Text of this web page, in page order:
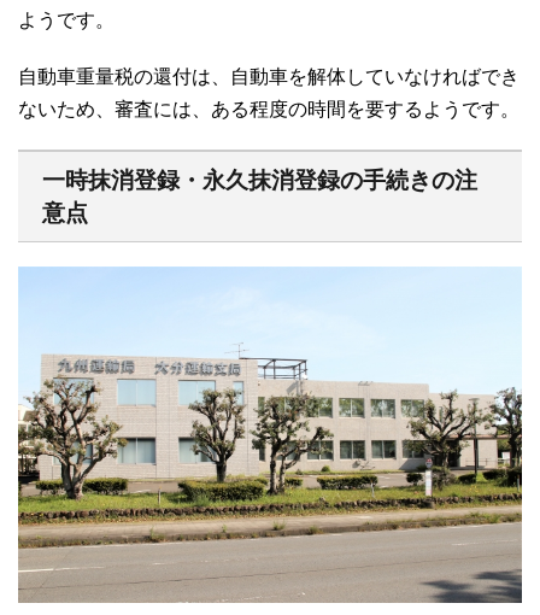
ようです。
自動車重量税の還付は、自動車を解体していなければでき
ないため、審査には、ある程度の時間を要するようです。
一時抹消登録・永久抹消登録の手続きの注
意点